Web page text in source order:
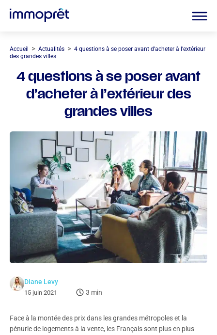
Accueil > Actualités > 4 questions à se poser avant d’acheter à l’extérieur
des grandes villes
4 questions à se poser avant
d’acheter à l’extérieur des
grandes villes
Diane Levy
15 juin 2021 3 min
Face à la montée des prix dans les grandes métropoles et la
pénurie de logements à la vente, les Français sont plus en plus